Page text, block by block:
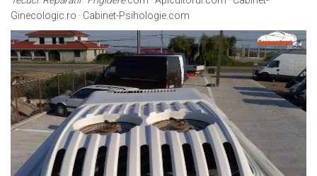
Ginecologic.ro · Cabinet-Psihologie.com